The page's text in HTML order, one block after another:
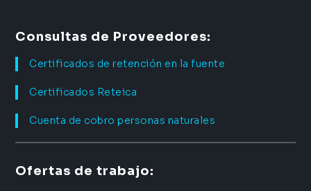
Consultas de Proveedores:
Certificados de retención en la fuente
Certificados Reteica
Cuenta de cobro personas naturales
Ofertas de trabajo: